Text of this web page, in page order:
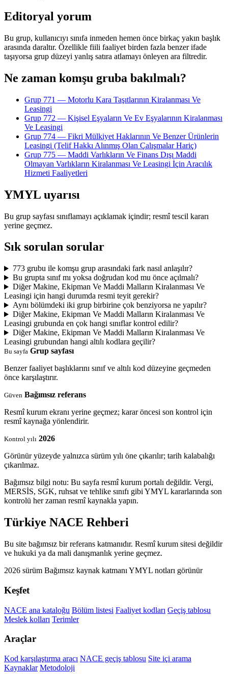
Editoryal yorum
Bu grup, kullanıcıyı sınıfa inmeden hemen önce birkaç yakın başlık
arasında daraltır. Özellikle fiili faaliyet birden fazla benzer ifade
taşıyorsa grup düzeyi yanlış satıra atlamayı önleyen ara filtredir.
Ne zaman komşu gruba bakılmalı?
Grup 771 — Motorlu Kara Taşıtlarının Kiralanması Ve
Leasingi
Grup 772 — Kişisel Eşyaların Ve Ev Eşyalarının Kiralanması
Ve Leasingi
Grup 774 — Fikri Mülkiyet Haklarının Ve Benzer Ürünlerin
Leasingi (Telif Hakkı Alınmış Olan Çalışmalar Hariç)
Grup 775 — Maddi Varlıkların Ve Finans Dışı Maddi
Olmayan Varlıkların Kiralanması Ve Leasingi İçin Aracılık
Hizmeti Faaliyetleri
YMYL uyarısı
Bu grup sayfası sınıflamayı açıklamak içindir; resmî tescil kararı
yerine geçmez.
Sık sorulan sorular
773 grubu ile komşu grup arasındaki fark nasıl anlaşılır?
Bu grupta sınıf mı yoksa doğrudan kod mu önce açılmalı?
Diğer Makine, Ekipman Ve Maddi Malların Kiralanması Ve
Leasingi için hangi durumda resmi teyit gerekir?
Aynı bölümdeki iki grup birbirine çok benziyorsa ne yapılır?
Diğer Makine, Ekipman Ve Maddi Malların Kiralanması Ve
Leasingi grubunda en çok hangi sınıflar kontrol edilir?
Diğer Makine, Ekipman Ve Maddi Malların Kiralanması Ve
Leasingi grubundan hangi altılı kodlara geçilir?
Bu sayfa Grup sayfası
Benzer faaliyet başlıklarını sınıf ve altılı kod düzeyine geçmeden
önce karşılaştırır.
Güven Bağımsız referans
Resmî kurum ekranı yerine geçmez; karar öncesi son kontrol için
resmî kaynağa yönlendirir.
Kontrol yılı 2026
Görünür yüzeyde yalnızca sürüm yılı öne çıkarılır; tarih kalabalığı
çıkarılmaz.
Bağımsız bilgi notu: Bu sayfa resmî kurum portalı değildir. Vergi,
MERSİS, SGK, ruhsat ve tehlike sınıfı gibi YMYL kararlarında son
kontrolü her zaman resmî kaynakla yapın.
Türkiye NACE Rehberi
Bu site bağımsız bir referans katmanıdır. Resmî kurum sitesi değildir
ve hukuki ya da mali danışmanlık yerine geçmez.
2026 sürüm Bağımsız kaynak katmanı YMYL notları görünür
Keşfet
NACE ana kataloğu Bölüm listesi Faaliyet kodları Geçiş tablosu
Meslek kolları Terimler
Araçlar
Kod karşılaştırma aracı NACE geçiş tablosu Site içi arama
Kaynaklar Metodoloji